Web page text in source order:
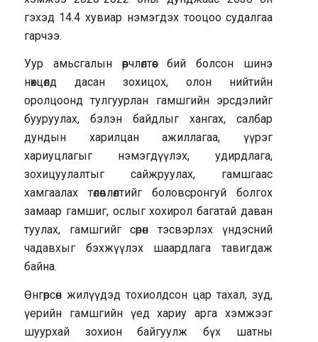
гэхэд 14.4 хувиар нэмэгдэх тооцоо судалгаа
гарчээ.
Уур амьсгалын өөрчлөлтөөс бий болсон шинэ
нөхцөлд дасан зохицох, олон нийтийн
оролцоонд тулгуурлан гамшгийн эрсдэлийг
бууруулах, бэлэн байдлыг хангах, салбар
дундын харилцан ажиллагаа, үүрэг
хариуцлагыг нэмэгдүүлэх, удирдлага,
зохицуулалтыг сайжруулах, гамшгаас
хамгаалах төлөвлөлтийг боловсронгуй болгох
замаар гамшиг, ослыг хохирол багатай даван
туулах, гамшгийг сөрөн тэсвэрлэх үндэсний
чадавхыг бэхжүүлэх шаардлага тавигдаж
байна.
Өнгөрсөн жилүүдэд тохиолдсон цар тахал, зуд,
үерийн гамшгийн үед хариу арга хэмжээг
шуурхай зохион байгуулж бүх шатны